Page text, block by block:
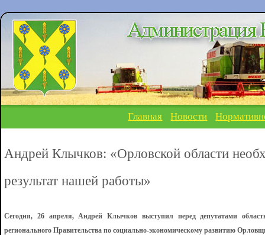
Главная Новости
Андрей Клычков: «Орловской области
результат нашей работы»
Сегодня, 26 апреля, Андрей Клычков выступил перед депутатами
регионального Правительства по социально-экономическому развитию